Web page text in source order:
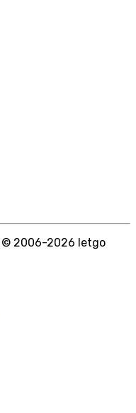
© 2006-2026 letgo